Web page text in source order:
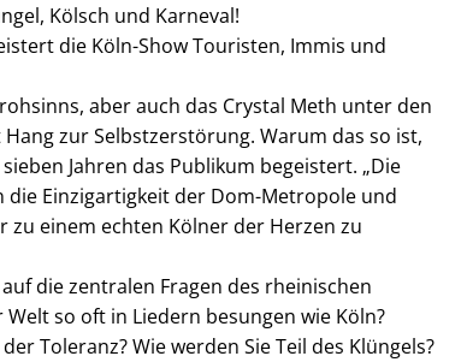
Kölsch und Karneval!
die Köln-Show Touristen, Immis und
aber auch das Crystal Meth unter den
zur Selbstzerstörung. Warum das so ist,
Jahren das Publikum begeistert. „Die
die Einzigartigkeit der Dom-Metropole und
zu einem echten Kölner der Herzen zu
die zentralen Fragen des rheinischen
so oft in Liedern besungen wie Köln?
Toleranz? Wie werden Sie Teil des Klüngels?
Media